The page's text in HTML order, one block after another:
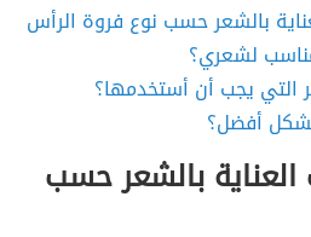
بالشعر حسب نوع فروة الرأس
لشعري؟
التي يجب أن أستخدمها؟
أفضل؟
بالشعر حسب